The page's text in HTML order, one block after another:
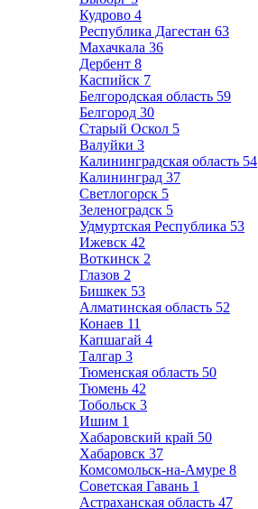
Кудрово 4
Республика Дагестан 63
Махачкала 36
Дербент 8
Каспийск 7
Белгородская область 59
Белгород 30
Старый Оскол 5
Валуйки 3
Калининградская область 54
Калининград 37
Светлогорск 5
Зеленоградск 5
Удмуртская Республика 53
Ижевск 42
Воткинск 2
Глазов 2
Бишкек 53
Алматинская область 52
Конаев 11
Капшагай 4
Талгар 3
Тюменская область 50
Тюмень 42
Тобольск 3
Ишим 1
Хабаровский край 50
Хабаровск 37
Комсомольск-на-Амуре 8
Советская Гавань 1
Астраханская область 47